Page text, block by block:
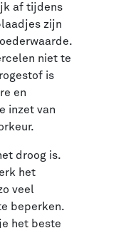
af tijdens
zijn
niet te
is
en
inzet van
droog is.
het
veel
beperken.
het beste